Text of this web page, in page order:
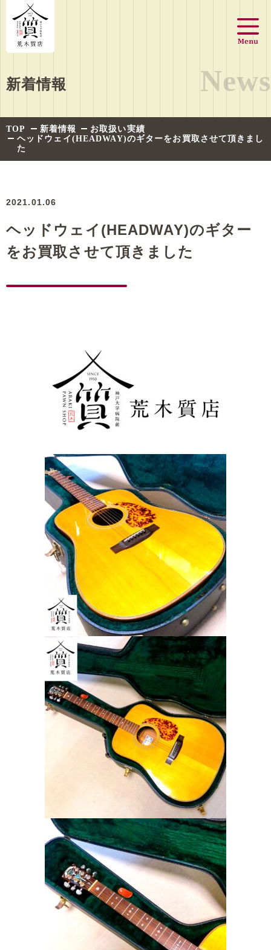
新着情報 News
TOP 新着情報
お取扱い実績
ヘッドウェイ(HEADWAY)のギターをお買取させて頂きまし
た
2021.01.06
ヘッドウェイ(HEADWAY)のギター
をお買取させて頂きました